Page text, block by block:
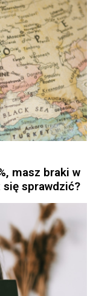
masz braki w
się sprawdzić?